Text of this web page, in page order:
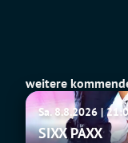
weitere
SIXX
PAXXSa. 8.8.2026 |
SIXX PAXX